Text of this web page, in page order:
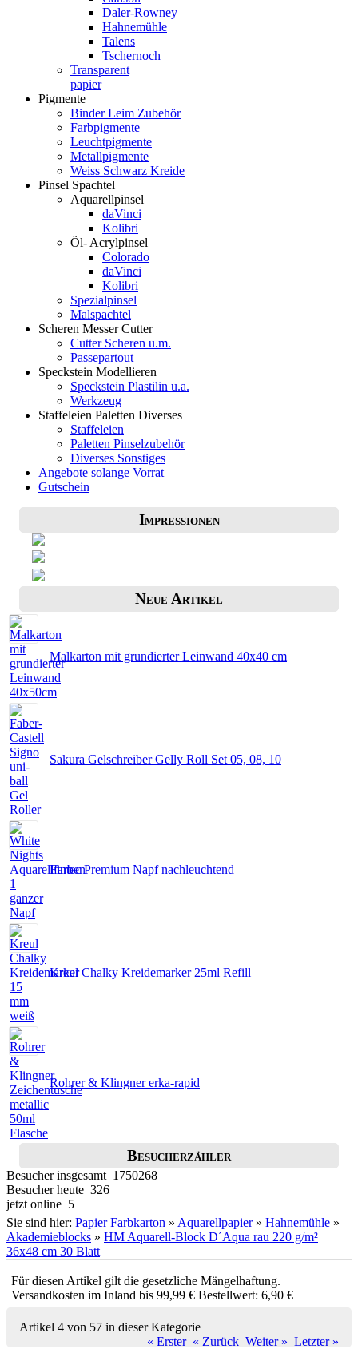
Daler-Rowney
Hahnemühle
Talens
Tschernoch
Transparent
papier
Pigmente
Binder Leim Zubehör
Farbpigmente
Leuchtpigmente
Metallpigmente
Weiss Schwarz Kreide
Pinsel Spachtel
Aquarellpinsel
daVinci
Kolibri
Öl- Acrylpinsel
Colorado
daVinci
Kolibri
Spezialpinsel
Malspachtel
Scheren Messer Cutter
Cutter Scheren u.m.
Passepartout
Speckstein Modellieren
Speckstein Plastilin u.a.
Werkzeug
Staffeleien Paletten Diverses
Staffeleien
Paletten Pinselzubehör
Diverses Sonstiges
Angebote solange Vorrat
Gutschein
Impressionen
Neue Artikel
Malkarton mit grundierter Leinwand 40x40 cm
Sakura Gelschreiber Gelly Roll Set 05, 08, 10
Fintec Premium Napf nachleuchtend
Kreul Chalky Kreidemarker 25ml Refill
Rohrer & Klingner erka-rapid
Besucherzähler
Besucher insgesamt 1750268
Besucher heute 326
jetzt online 5
Sie sind hier: Papier Farbkarton » Aquarellpapier» Hahnemühle »
Akademieblocks » HM Aquarell-Block D´Aqua rau 220 g/m²
36x48 cm 30 Blatt
Für diesen Artikel gilt die gesetzliche Mängelhaftung.
Versandkosten im Inland bis 99,99 € Bestellwert: 6,90 €
Artikel 4 von 57 in dieser Kategorie
« Erster « Zurück Weiter » Letzter »